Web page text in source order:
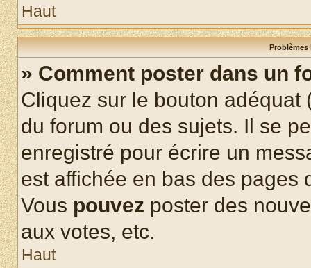
Haut
Problèmes
» Comment poster dans un
Cliquez sur le bouton
du forum ou des sujets. Il se
enregistré pour écrire un
est affichée en bas des pages
Vous pouvez poster des
aux votes, etc.
Haut